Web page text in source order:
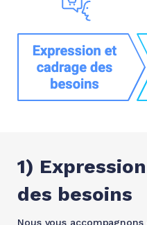
1)
des besoins
Nous vous